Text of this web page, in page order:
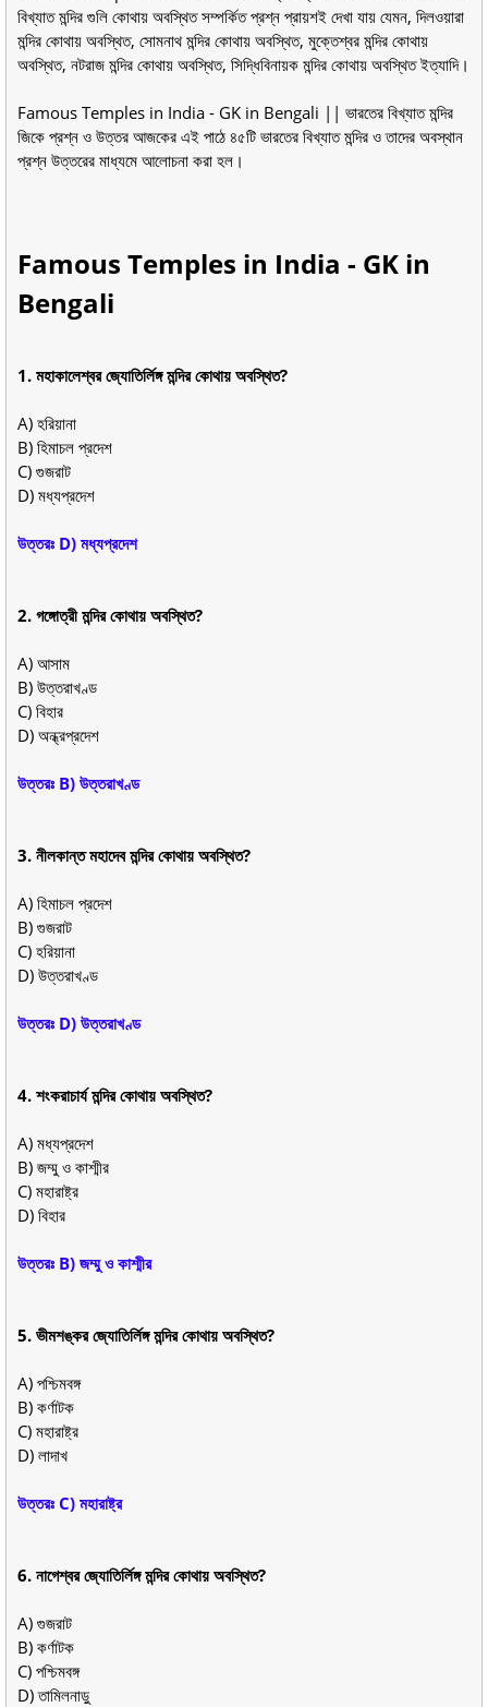
বিখ্যাত মন্দির গুলি কোথায় অবস্থিত সম্পর্কিত প্রশ্ন প্রায়শই দেখা যায় যেমন, দিলওয়ারা
মন্দির কোথায় অবস্থিত, সোমনাথ মন্দির কোথায় অবস্থিত, মুক্তেশ্বর মন্দির কোথায়
অবস্থিত, নটরাজ মন্দির কোথায় অবস্থিত, সিদ্ধিবিনায়ক মন্দির কোথায় অবস্থিত ইত্যাদি।
Famous Temples in India - GK in Bengali || ভারতের বিখ্যাত মন্দির
জিকে প্রশ্ন ও উত্তর আজকের এই পাঠে ৪৫টি ভারতের বিখ্যাত মন্দির ও তাদের অবস্থান
প্রশ্ন উত্তরের মাধ্যমে আলোচনা করা হল।
Famous Temples in India - GK in
Bengali
1. মহাকালেশ্বর জ্যোতির্লিঙ্গ মন্দির কোথায় অবস্থিত?
A) হরিয়ানা
B) হিমাচল প্রদেশ
C) গুজরাট
D) মধ্যপ্রদেশ
উত্তরঃ D) মধ্যপ্রদেশ
2. গঙ্গোত্রী মন্দির কোথায় অবস্থিত?
A) আসাম
B) উত্তরাখণ্ড
C) বিহার
D) অন্ধ্রপ্রদেশ
উত্তরঃ B) উত্তরাখণ্ড
3. নীলকান্ত মহাদেব মন্দির কোথায় অবস্থিত?
A) হিমাচল প্রদেশ
B) গুজরাট
C) হরিয়ানা
D) উত্তরাখণ্ড
উত্তরঃ D) উত্তরাখণ্ড
4. শংকরাচার্য মন্দির কোথায় অবস্থিত?
A) মধ্যপ্রদেশ
B) জম্মু ও কাশ্মীর
C) মহারাষ্ট্র
D) বিহার
উত্তরঃ B) জম্মু ও কাশ্মীর
5. ভীমশঙ্কর জ্যোতির্লিঙ্গ মন্দির কোথায় অবস্থিত?
A) পশ্চিমবঙ্গ
B) কর্ণাটক
C) মহারাষ্ট্র
D) লাদাখ
উত্তরঃ C) মহারাষ্ট্র
6. নাগেশ্বর জ্যোতির্লিঙ্গ মন্দির কোথায় অবস্থিত?
A) গুজরাট
B) কর্ণাটক
C) পশ্চিমবঙ্গ
D) তামিলনাড়ু